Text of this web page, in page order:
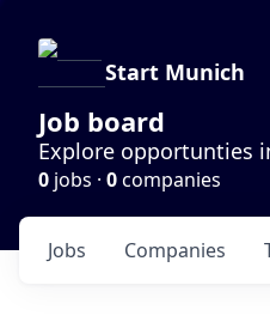
Start Munich
Job board
Explore opportunties
0 jobs · 0companies
Jobs Companies